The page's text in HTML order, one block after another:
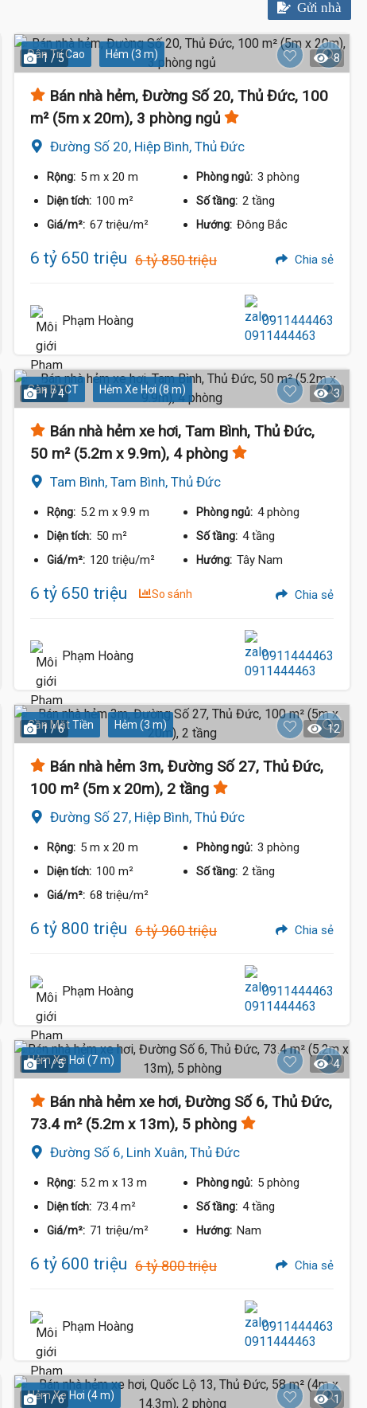
Gửi nhà
Dân Trí Cao Hẻm (3 m)
1 / 5 8
Bán nhà hẻm, Đường Số 20, Thủ Đức, 100
m² (5m x 20m), 3 phòng ngủ
Đường Số 20, Hiệp Bình, Thủ Đức
Rộng: 5 m x 20 m Phòng ngủ: 3 phòng
Diện tích: 100 m² Số tầng: 2 tầng
Giá/m²: 67 triệu/m² Hướng: Đông Bắc
6 tỷ 650 triệu 6 tỷ 850 triệu Chia sẻ
Phạm Hoàng 0911444463
Sàn BTCT Hẻm Xe Hơi (8 m)
1 / 4 3
Bán nhà hẻm xe hơi, Tam Bình, Thủ Đức,
50 m² (5.2m x 9.9m), 4 phòng
Tam Bình, Tam Bình, Thủ Đức
Rộng: 5.2 m x 9.9 m Phòng ngủ: 4 phòng
Diện tích: 50 m² Số tầng: 4 tầng
Giá/m²: 120 triệu/m² Hướng: Tây Nam
6 tỷ 650 triệu So sánh Chia sẻ
Phạm Hoàng 0911444463
Gần Mặt Tiền Hẻm (3 m)
1 / 6 12
Bán nhà hẻm 3m, Đường Số 27, Thủ Đức,
100 m² (5m x 20m), 2 tầng
Đường Số 27, Hiệp Bình, Thủ Đức
Rộng: 5 m x 20 m Phòng ngủ: 3 phòng
Diện tích: 100 m² Số tầng: 2 tầng
Giá/m²: 68 triệu/m²
6 tỷ 800 triệu 6 tỷ 960 triệu Chia sẻ
Phạm Hoàng 0911444463
Hẻm Xe Hơi (7 m)
1 / 5 4
Bán nhà hẻm xe hơi, Đường Số 6, Thủ Đức,
73.4 m² (5.2m x 13m), 5 phòng
Đường Số 6, Linh Xuân, Thủ Đức
Rộng: 5.2 m x 13 m Phòng ngủ: 5 phòng
Diện tích: 73.4 m² Số tầng: 4 tầng
Giá/m²: 71 triệu/m² Hướng: Nam
6 tỷ 600 triệu 6 tỷ 800 triệu Chia sẻ
Phạm Hoàng 0911444463
Hẻm Xe Hơi (4 m)
1 / 6 1